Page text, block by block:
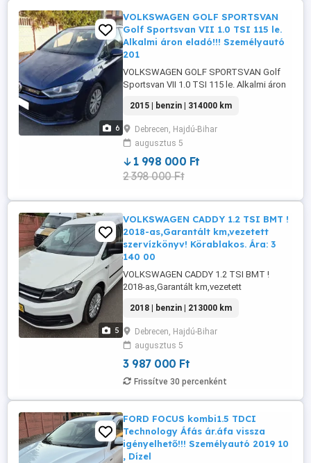
6
VOLKSWAGEN GOLF SPORTSVAN
Golf Sportsvan VII 1.0 TSI 115 le.
Alkalmi áron eladó!!! Személyautó
201
VOLKSWAGEN GOLF SPORTSVAN Golf
Sportsvan VII 1.0 TSI 115 le. Alkalmi áron
Maximálisan leinformálható, Műszaki
2026 06. hóig. 90%-ban autópályán futott!
Dinamikus, halk füstmentes motorral!
Költségmentes szép Állapotú, Kitünő
Műszaki És Esztétikai Állapotú, feszes ...
2015 | benzin | 314000 km
Debrecen, Hajdú-Bihar
augusztus 5
1 998 000 Ft
2 398 000 Ft
5
VOLKSWAGEN CADDY 1.2 TSI BMT !
2018-as,Garantált km,vezetett
szervízkönyv! Körablakos. Ára: 3
140 00
VOLKSWAGEN CADDY 1.2 TSI BMT !
2018-as,Garantált km,vezetett
ft+27% áfa: 3 987 800 ft. Multimédia
Navigáció CD-s autórádió Beltér Kétzónás
digit klíma Ülésfűtés, ülésmagasság
állítás utasoldali légzsák vezetőoldali
légzsák állítható kormány centrálzár
fedélzeti ...
2018 | benzin | 213000 km
Debrecen, Hajdú-Bihar
augusztus 5
3 987 000 Ft
Frissítve 30 percenként
FORD FOCUS kombi1.5 TDCI
Technology Áfás ár.áfa vissza
igényelhető!!! Személyautó 2019 10
, Dízel